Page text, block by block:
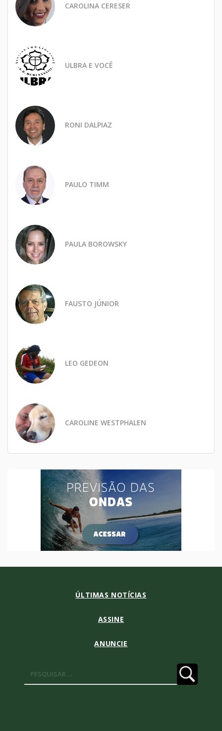
CAROLINA CERESER
ULBRA E VOCÊ
RONI DALPIAZ
PAULO TIMM
PAULA BOROWSKY
FAUSTO JÚNIOR
LEO GEDEON
CAROLINE WESTPHALEN
ÚLTIMAS NOTÍCIAS
ASSINE
ANUNCIE